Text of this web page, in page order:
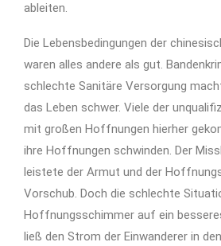
ableiten.
Die Lebensbedingungen der
waren alles andere als gut.
schlechte Sanitäre Versorgung
das Leben schwer. Viele der
mit großen Hoffnungen hierher
ihre Hoffnungen schwinden. Der
leistete der Armut und der
Vorschub. Doch die schlechte
Hoffnungsschimmer auf ein
ließ den Strom der Einwanderer in